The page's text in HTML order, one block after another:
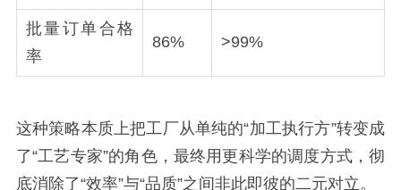
批量订单合格
率
86% >99%
这种策略本质上把工厂从单纯的“加工执行方”转变成
了“工艺专家”的角色，最终用更科学的调度方式，彻
底消除了“效率”与“品质”之间非此即彼的二元对立。